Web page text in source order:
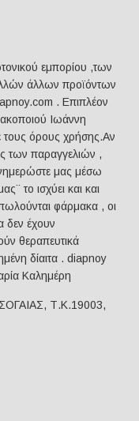
εμπορίου ,των
άλλων προϊόντων
. Επιπλέον
Ιωάννη
τους όρους χρήσης.Αν
των παραγγελιών ,
μας μέσω
το ισχύει και και
φάρμακα , οι
δεν έχουν
θεραπευτικά
δίαιτα . diapnoy
Καλημέρη
Τ.Κ.19003,